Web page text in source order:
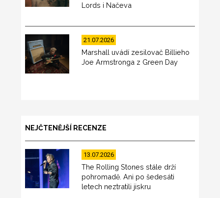
Lords i Načeva
21.07.2026
Marshall uvádí zesilovač Billieho
Joe Armstronga z Green Day
NEJČTENĚJŠÍ RECENZE
13.07.2026
The Rolling Stones stále drží
pohromadě. Ani po šedesáti
letech neztratili jiskru